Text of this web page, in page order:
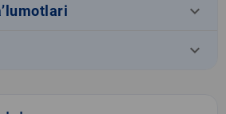
keyboard_arrow_down
keyboard_arrow_down